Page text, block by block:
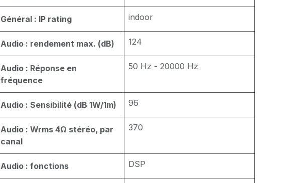
Général : IP rating indoor
Audio : rendement max. (dB) 124
Audio : Réponse en
fréquence
50 Hz - 20000 Hz
Audio : Sensibilité (dB 1W/1m) 96
Audio : Wrms 4Ω stéréo, par
canal
370
Audio : fonctions DSP